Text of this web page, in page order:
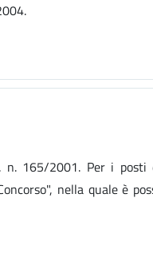
165/2001. Per i
nella quale è